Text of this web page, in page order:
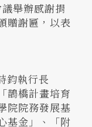
舉辦感謝捐
贈謝匾，以表
鈞執行長
鵲橋計畫培育
院院務發展基
基金」、「附